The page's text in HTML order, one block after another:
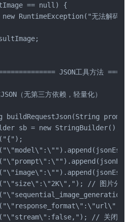
== null) {
RuntimeException("无法解码
JSON工具方法
（无第三方依赖，轻量化）
buildRequestJson(String
sb = new StringBuilder();
// 图片分
// 关闭流